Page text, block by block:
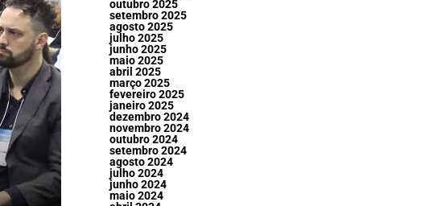
outubro 2025
setembro 2025
agosto 2025
julho 2025
junho 2025
maio 2025
abril 2025
março 2025
fevereiro 2025
janeiro 2025
dezembro 2024
novembro 2024
outubro 2024
setembro 2024
agosto 2024
julho 2024
junho 2024
maio 2024